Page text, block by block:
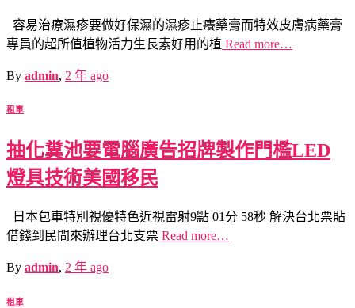
容易治療濕疹要做好保濕的濕疹止癢藥膏而特效皮膚病藥膏
專員的超所值植物活力生長素好用的植 Read more…
By admin, 2 年 ago
租車
抽化糞池要電腦廣告招牌製作門檻LED
燈具技術美國移民
日本包車特別視優特色近視雷射9點 01分 58秒 解決台北票貼
借錢到民間來辦理台北支票 Read more…
By admin, 2 年 ago
租車